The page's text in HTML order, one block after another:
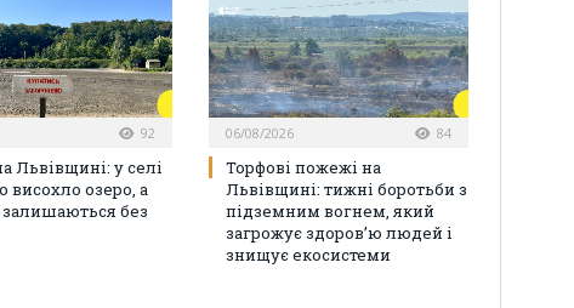
92
Львівщині: у селі
висохло озеро, а
без
06/08/2026 84
Торфові пожежі на
Львівщині: тижні боротьби з
підземним вогнем, який
загрожує здоров’ю людей і
знищує екосистеми